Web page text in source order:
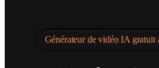
Générateur de vidéo IA gratuit